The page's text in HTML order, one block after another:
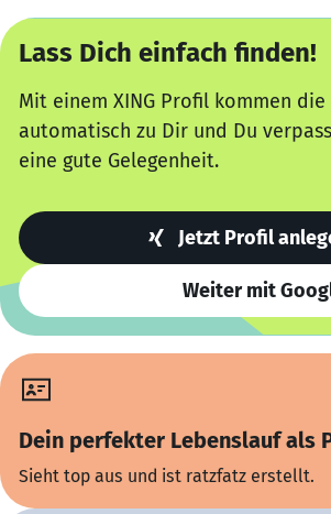
Lass Dich einfach finden!
Mit einem XING Profil kommen die
automatisch zu Dir und Du
eine gute Gelegenheit.
Jetzt Profil
Weiter mit
Dein perfekter Lebenslauf als
Sieht top aus und ist ratzfatz erstellt.